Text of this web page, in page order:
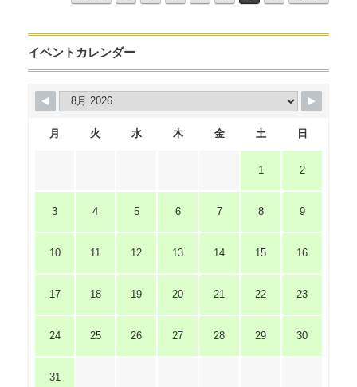
イベントカレンダー
月 火 水 木 金 土 日
1 2
3 4 5 6 7 8 9
10 11 12 13 14 15 16
17 18 19 20 21 22 23
24 25 26 27 28 29 30
31